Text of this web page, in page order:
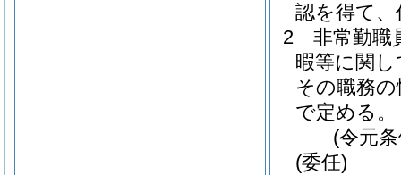
認を得て
2
非常勤職
暇等に関
その職務
で定める。
(令元
(委任)